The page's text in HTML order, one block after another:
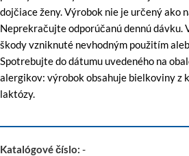
dojčiace ženy. Výrobok nie je určený ako
Neprekračujte odporúčanú dennú dávku.
škody vzniknuté nevhodným použitím
Spotrebujte do dátumu uvedeného na
alergikov: výrobok obsahuje bielkoviny z
laktózy.
Katalógové číslo: -